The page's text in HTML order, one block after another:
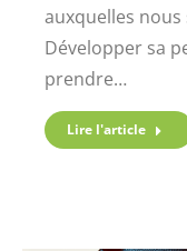
auxquelles
Développer sa
prendre…
Lire l'article